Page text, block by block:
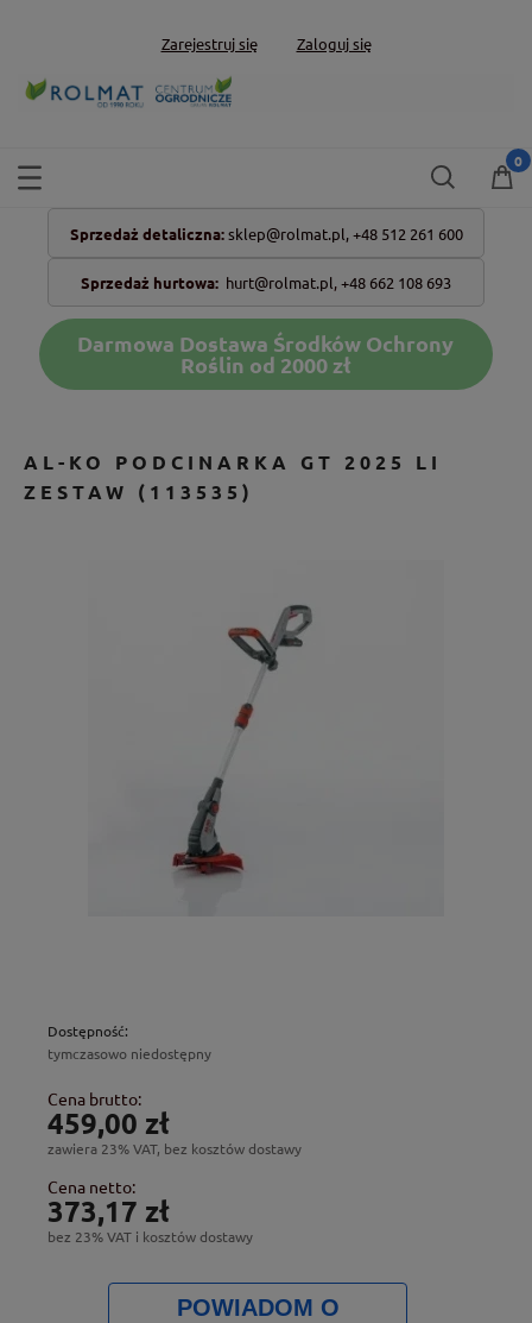
Zarejestruj się Zaloguj się
Sprzedaż detaliczna: sklep@rolmat.pl, +48 512 261 600
Sprzedaż hurtowa: hurt@rolmat.pl,+48 662 108 693
Darmowa Dostawa Środków Ochrony
Roślin od 2000 zł
AL-KO PODCINARKA GT 2025 LI
ZESTAW (113535)
Dostępność:
tymczasowo niedostępny
Cena brutto:
459,00 zł
zawiera 23% VAT, bez kosztów dostawy
Cena netto:
373,17 zł
bez 23% VAT i kosztów dostawy
POWIADOM O